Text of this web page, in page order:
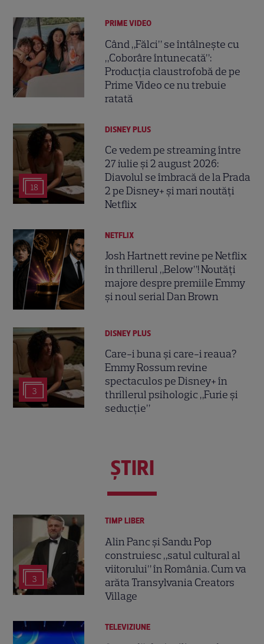
PRIME VIDEO
Când „Fălci” se întâlnește cu
„Coborâre întunecată”:
Producția claustrofobă de pe
Prime Video ce nu trebuie
ratată
18
DISNEY PLUS
Ce vedem pe streaming între
27 iulie și 2 august 2026:
Diavolul se îmbracă de la Prada
2 pe Disney+ și mari noutăți
Netflix
NETFLIX
Josh Hartnett revine pe Netflix
în thrillerul „Below”! Noutăți
majore despre premiile Emmy
și noul serial Dan Brown
3
DISNEY PLUS
Care-i buna și care-i reaua?
Emmy Rossum revine
spectaculos pe Disney+ în
thrillerul psihologic „Furie și
seducție”
ŞTIRI
3
TIMP LIBER
Alin Panc și Sandu Pop
construiesc „satul cultural al
viitorului” în România. Cum va
arăta Transylvania Creators
Village
TELEVIZIUNE